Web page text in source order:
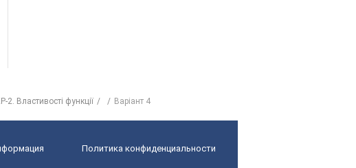
2. Властивості функції Варіант 4
Политика конфиденциальности